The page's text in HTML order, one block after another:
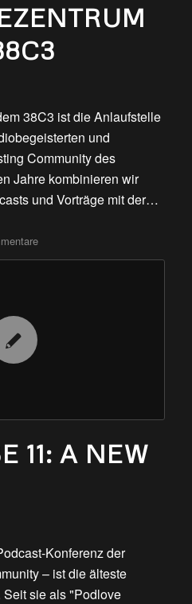
38C3 ist die Anlaufstelle
und
Community des
Jahre kombinieren wir
und Vorträge mit der…
11: A NEW
Konferenz der
– ist die älteste
sie als "Podlove